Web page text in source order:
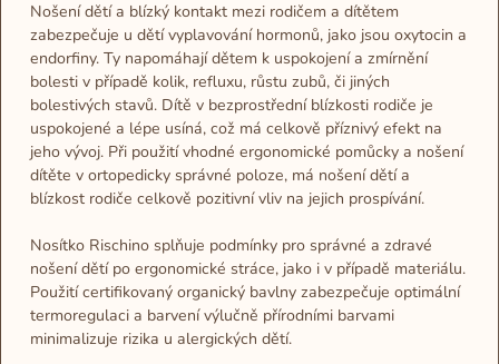
Nošení dětí a blízký kontakt mezi rodičem a dítětem
zabezpečuje u dětí vyplavování hormonů, jako jsou oxytocin a
endorfiny. Ty napomáhají dětem k uspokojení a zmírnění
bolesti v případě kolik, refluxu, růstu zubů, či jiných
bolestivých stavů. Dítě v bezprostřední blízkosti rodiče je
uspokojené a lépe usíná, což má celkově příznivý efekt na
jeho vývoj. Při použití vhodné ergonomické pomůcky a nošení
dítěte v ortopedicky správné poloze, má nošení dětí a
blízkost rodiče celkově pozitivní vliv na jejich prospívání.
Nosítko Rischino splňuje podmínky pro správné a zdravé
nošení dětí po ergonomické stráce, jako i v případě materiálu.
Použití certifikovaný organický bavlny zabezpečuje optimální
termoregulaci a barvení výlučně přírodními barvami
minimalizuje rizika u alergických dětí.